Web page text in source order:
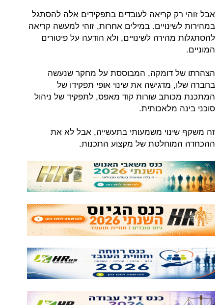
אבל זוהי רק קריאה לעובדים בתפקידים אלה להסתגל
במהירות לשינויים. במילים אחרות, זוהי למעשה קריאה
להסתגלות מהירה לשינויים, ולא הודעה על פיטורים
המוניים.
הצהרתו של דומקה, המבוססת על מחקר שנעשה
בחברה שלו, מדגישה את שינוי אופי תפקידו של
המתכנת מכותב שורות קוד מאפס, לתפקיד של ניהול
סוכני בינה מלאכותית.
זה משקף שינוי משמעותי בתעשייה, אבל לא את
ההכחדה המוחלטת של מקצוע התכנות.